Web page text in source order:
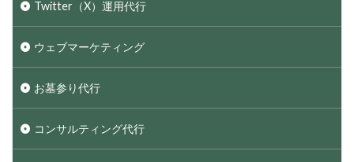
Twitter（X）運用代行
ウェブマーケティング
お墓参り代行
コンサルティング代行